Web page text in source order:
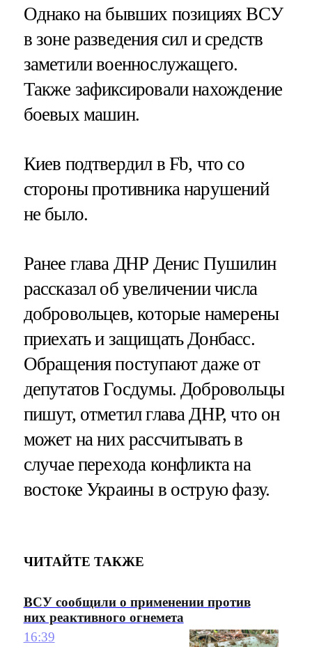
Однако на бывших позициях ВСУ
в зоне разведения сил и средств
заметили военнослужащего.
Также зафиксировали нахождение
боевых машин.
Киев подтвердил в Fb, что со
стороны противника нарушений
не было.
Ранее глава ДНР Денис Пушилин
рассказал об увеличении числа
добровольцев, которые намерены
приехать и защищать Донбасс.
Обращения поступают даже от
депутатов Госдумы. Добровольцы
пишут, отметил глава ДНР, что он
может на них рассчитывать в
случае перехода конфликта на
востоке Украины в острую фазу.
ЧИТАЙТЕ ТАКЖЕ
ВСУ сообщили о применении против
них реактивного огнемета
16:39